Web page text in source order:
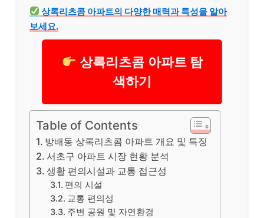
상록리츠콤 아파트의 다양한 매력과 특성을 알아
보세요.
상록리츠콤 아파트 탐
색하기
Table of Contents
방배동 상록리츠콤 아파트 개요 및 특징
서초구 아파트 시장 현황 분석
생활 편의시설과 교통 접근성
편의 시설
교통 편의성
주변 공원 및 자연환경